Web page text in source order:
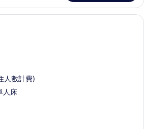
客房內保險箱、書桌、免費無線上網、
人數計費)
人床